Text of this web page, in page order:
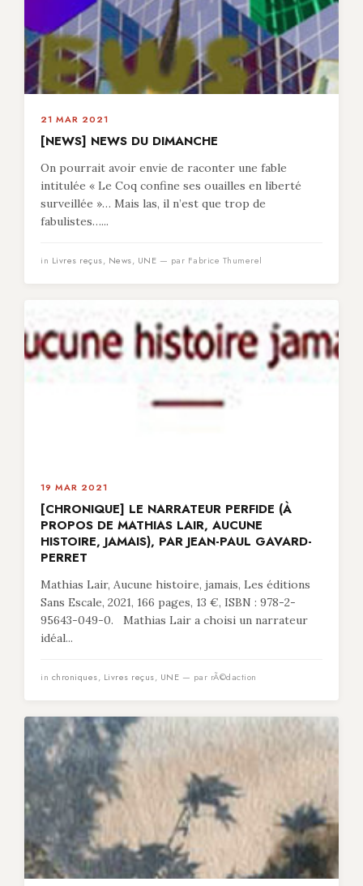
21 MAR 2021
[NEWS] NEWS DU DIMANCHE
On pourrait avoir envie de raconter une fable
intitulée « Le Coq confine ses ouailles en liberté
surveillée »… Mais las, il n’est que trop de
fabulistes…...
in Livres reçus, News, UNE — par Fabrice Thumerel
19 MAR 2021
[CHRONIQUE] LE NARRATEUR PERFIDE (À
PROPOS DE MATHIAS LAIR, AUCUNE
HISTOIRE, JAMAIS), PAR JEAN-PAUL GAVARD-
PERRET
Mathias Lair, Aucune histoire, jamais, Les éditions
Sans Escale, 2021, 166 pages, 13 €, ISBN : 978-2-
95643-049-0. Mathias Lair a choisi un narrateur
idéal...
in chroniques, Livres reçus, UNE — par rÃ©daction